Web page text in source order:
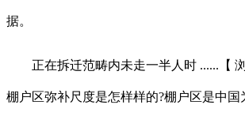
据。
正在拆迁范畴内未走一半人时 ......【 浏
棚户区弥补尺度是怎样样的?棚户区是中国